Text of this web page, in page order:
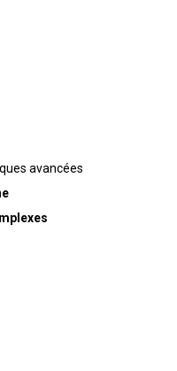
avancées